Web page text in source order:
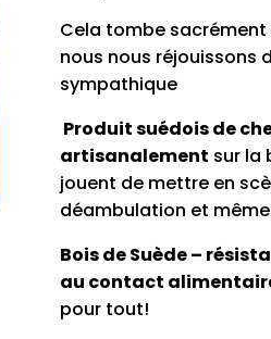
Cela tombe sacrément
nous nous réjouissons
sympathique
Produit suédois de
artisanalement sur la
jouent de mettre en
déambulation et
Bois de Suède –
au contact
pour tout!